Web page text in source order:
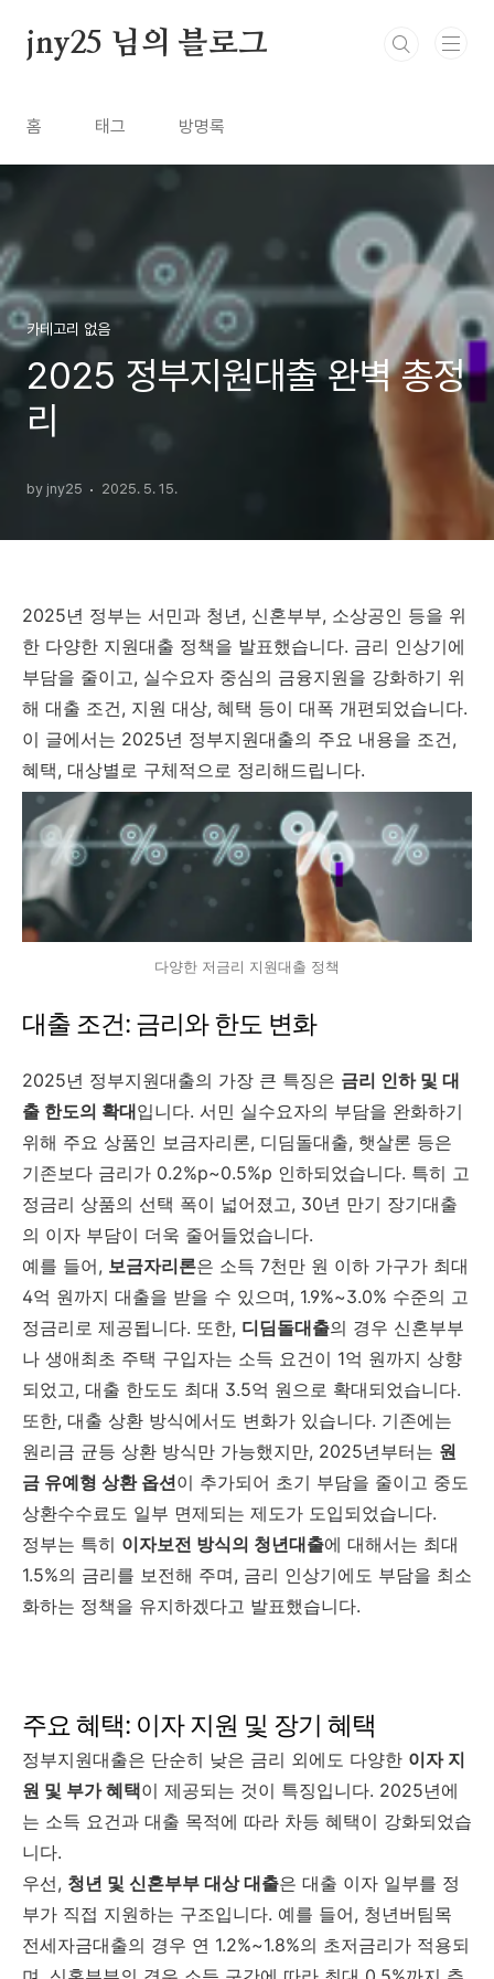
jny25 님의 블로그
홈 태그 방명록
카테고리 없음
2025 정부지원대출 완벽 총정
리
by jny25 2025. 5. 15.
2025년 정부는 서민과 청년, 신혼부부, 소상공인 등을 위
한 다양한 지원대출 정책을 발표했습니다. 금리 인상기에
부담을 줄이고, 실수요자 중심의 금융지원을 강화하기 위
해 대출 조건, 지원 대상, 혜택 등이 대폭 개편되었습니다.
이 글에서는 2025년 정부지원대출의 주요 내용을 조건,
혜택, 대상별로 구체적으로 정리해드립니다.
다양한 저금리 지원대출 정책
대출 조건: 금리와한도 변화
2025년 정부지원대출의 가장 큰 특징은 금리 인하 및 대
출 한도의 확대입니다. 서민 실수요자의 부담을 완화하기
위해 주요 상품인 보금자리론, 디딤돌대출, 햇살론 등은
기존보다 금리가 0.2%p~0.5%p 인하되었습니다. 특히 고
정금리 상품의 선택 폭이 넓어졌고, 30년 만기 장기대출
의 이자 부담이 더욱 줄어들었습니다.
예를 들어, 보금자리론은 소득 7천만 원 이하 가구가 최대
4억 원까지 대출을 받을 수 있으며, 1.9%~3.0% 수준의 고
정금리로 제공됩니다. 또한, 디딤돌대출의 경우 신혼부부
나 생애최초 주택 구입자는 소득 요건이 1억 원까지 상향
되었고, 대출 한도도 최대 3.5억 원으로 확대되었습니다.
또한, 대출 상환 방식에서도 변화가 있습니다. 기존에는
원리금 균등 상환 방식만 가능했지만, 2025년부터는 원
금 유예형 상환 옵션이 추가되어 초기 부담을 줄이고 중도
상환수수료도 일부 면제되는 제도가 도입되었습니다.
정부는 특히 이자보전 방식의 청년대출에 대해서는 최대
1.5%의 금리를 보전해 주며, 금리 인상기에도 부담을 최소
화하는 정책을 유지하겠다고 발표했습니다.
주요혜택: 이자지원 및 장기 혜택
정부지원대출은 단순히 낮은 금리 외에도 다양한 이자 지
원 및 부가혜택이 제공되는 것이 특징입니다. 2025년에
는 소득 요건과 대출 목적에 따라 차등 혜택이 강화되었습
니다.
우선, 청년 및 신혼부부 대상대출은 대출 이자 일부를 정
부가 직접 지원하는 구조입니다. 예를 들어, 청년버팀목
전세자금대출의 경우 연 1.2%~1.8%의 초저금리가 적용되